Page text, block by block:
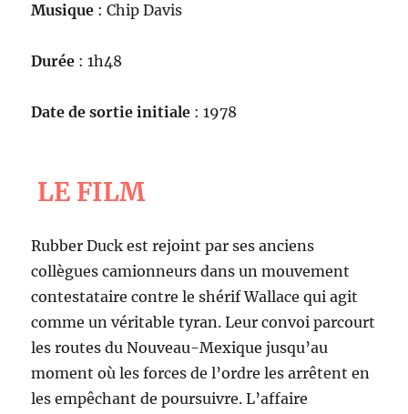
Musique : Chip Davis
Durée : 1h48
Date de sortie initiale : 1978
LE FILM
Rubber Duck est rejoint par ses anciens
collègues camionneurs dans un mouvement
contestataire contre le shérif Wallace qui agit
comme un véritable tyran. Leur convoi parcourt
les routes du Nouveau-Mexique jusqu’au
moment où les forces de l’ordre les arrêtent en
les empêchant de poursuivre. L’affaire